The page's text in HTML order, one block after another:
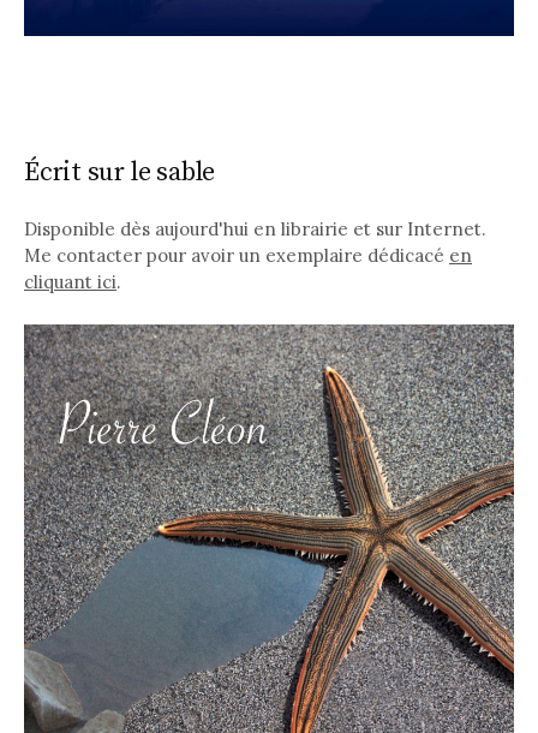
Écrit sur le sable
Disponible dès aujourd'hui en librairie et sur Internet.
Me contacter pour avoir un exemplaire dédicacé en
cliquant ici.